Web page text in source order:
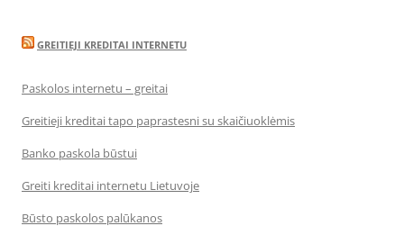
GREITIEJI KREDITAI INTERNETU
Paskolos internetu – greitai
Greitieji kreditai tapo paprastesni su skaičiuoklėmis
Banko paskola būstui
Greiti kreditai internetu Lietuvoje
Būsto paskolos palūkanos